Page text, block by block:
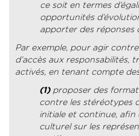
ce soit en termes
opportunités
apporter des réponses
Par exemple, pour agir
d’accès aux responsabilités,
activés, en tenant compte
(1)proposer des
contre les stéréotypes
initiale et continue,
culturel sur les